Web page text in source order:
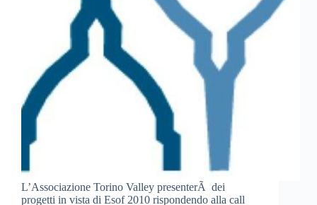
L’Associazione Torino Valley presenterÃ dei
progetti in vista di Esof 2010 rispondendo alla call